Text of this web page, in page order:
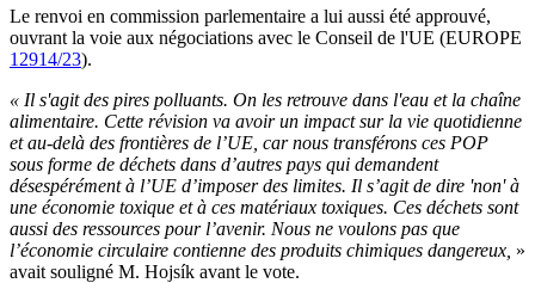
Le renvoi en commission parlementaire a lui aussi été approuvé,
ouvrant la voie aux négociations avec le Conseil de l'UE (EUROPE
12914/23).
« Il s'agit des pires polluants. On les retrouve dans l'eau et la chaîne
alimentaire. Cette révision va avoir un impact sur la vie quotidienne
et au-delà des frontières de l’UE, car nous transférons ces POP
sous forme de déchets dans d’autres pays qui demandent
désespérément à l’UE d’imposer des limites. Il s’agit de dire 'non' à
une économie toxique et à ces matériaux toxiques. Ces déchets sont
aussi des ressources pour l’avenir. Nous ne voulons pas que
l’économie circulaire contienne des produits chimiques dangereux, »
avait souligné M. Hojsík avant le vote.